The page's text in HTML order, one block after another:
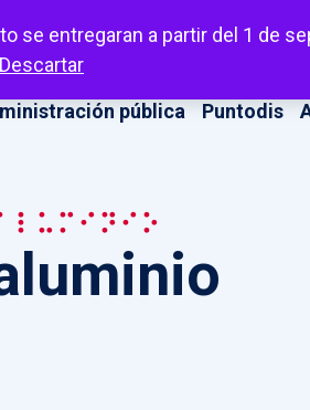
entregaran a partir del 1 de
Descartar
pública Puntodis